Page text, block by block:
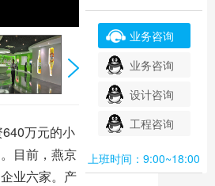
万元的小
目前，燕京
业六家。产
业务咨询
业务咨询
设计咨询
工程咨询
上班时间：9:00~18:00